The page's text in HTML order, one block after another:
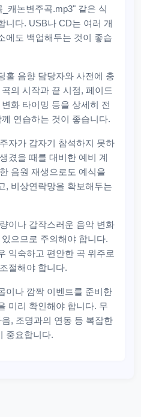
캐논변주곡.mp3" 같은 식
니다. USB나 CD는 여러 개
에도 백업해두는 것이 좋습
홀 음향 담당자와 사전에 충
의 시작과 끝 시점, 페이드
화 타이밍 등을 상세히 전
연습하는 것이 좋습니다.
자가 갑자기 참석하지 못하
겼을 때를 대비한 예비 계
음원 재생으로도 예식을
, 비상연락망을 확보해두는
이나 갑작스러운 음악 변화
으므로 주의해야 합니다.
익숙하고 편안한 곡 위주로
절해야 합니다.
이나 깜짝 이벤트를 준비한
미리 확인해야 합니다. 무
, 조명과의 연동 등 복잡한
중요합니다.